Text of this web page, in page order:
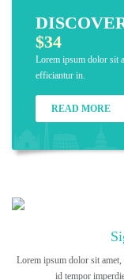
$34
Lorem ipsum dolor sit
efficiantur in.
READ MORE
Lorem ipsum dolor sit
id tempor